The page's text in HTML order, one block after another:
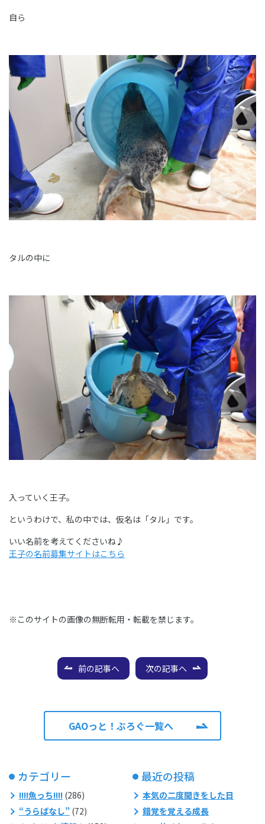
自ら
タルの中に
入っていく王子。
というわけで、私の中では、仮名は「タル」です。
いい名前を考えてくださいね♪
王子の名前募集サイトはこちら
※このサイトの画像の無断転用・転載を禁じます。
前の記事へ 次の記事へ
GAOっと！ぶろぐ一覧へ
カテゴリー
!!!!魚っち!!!!(286)
“うらばなし”(72)
最近の投稿
本気の二度聞きをした日
錯覚を覚える成長